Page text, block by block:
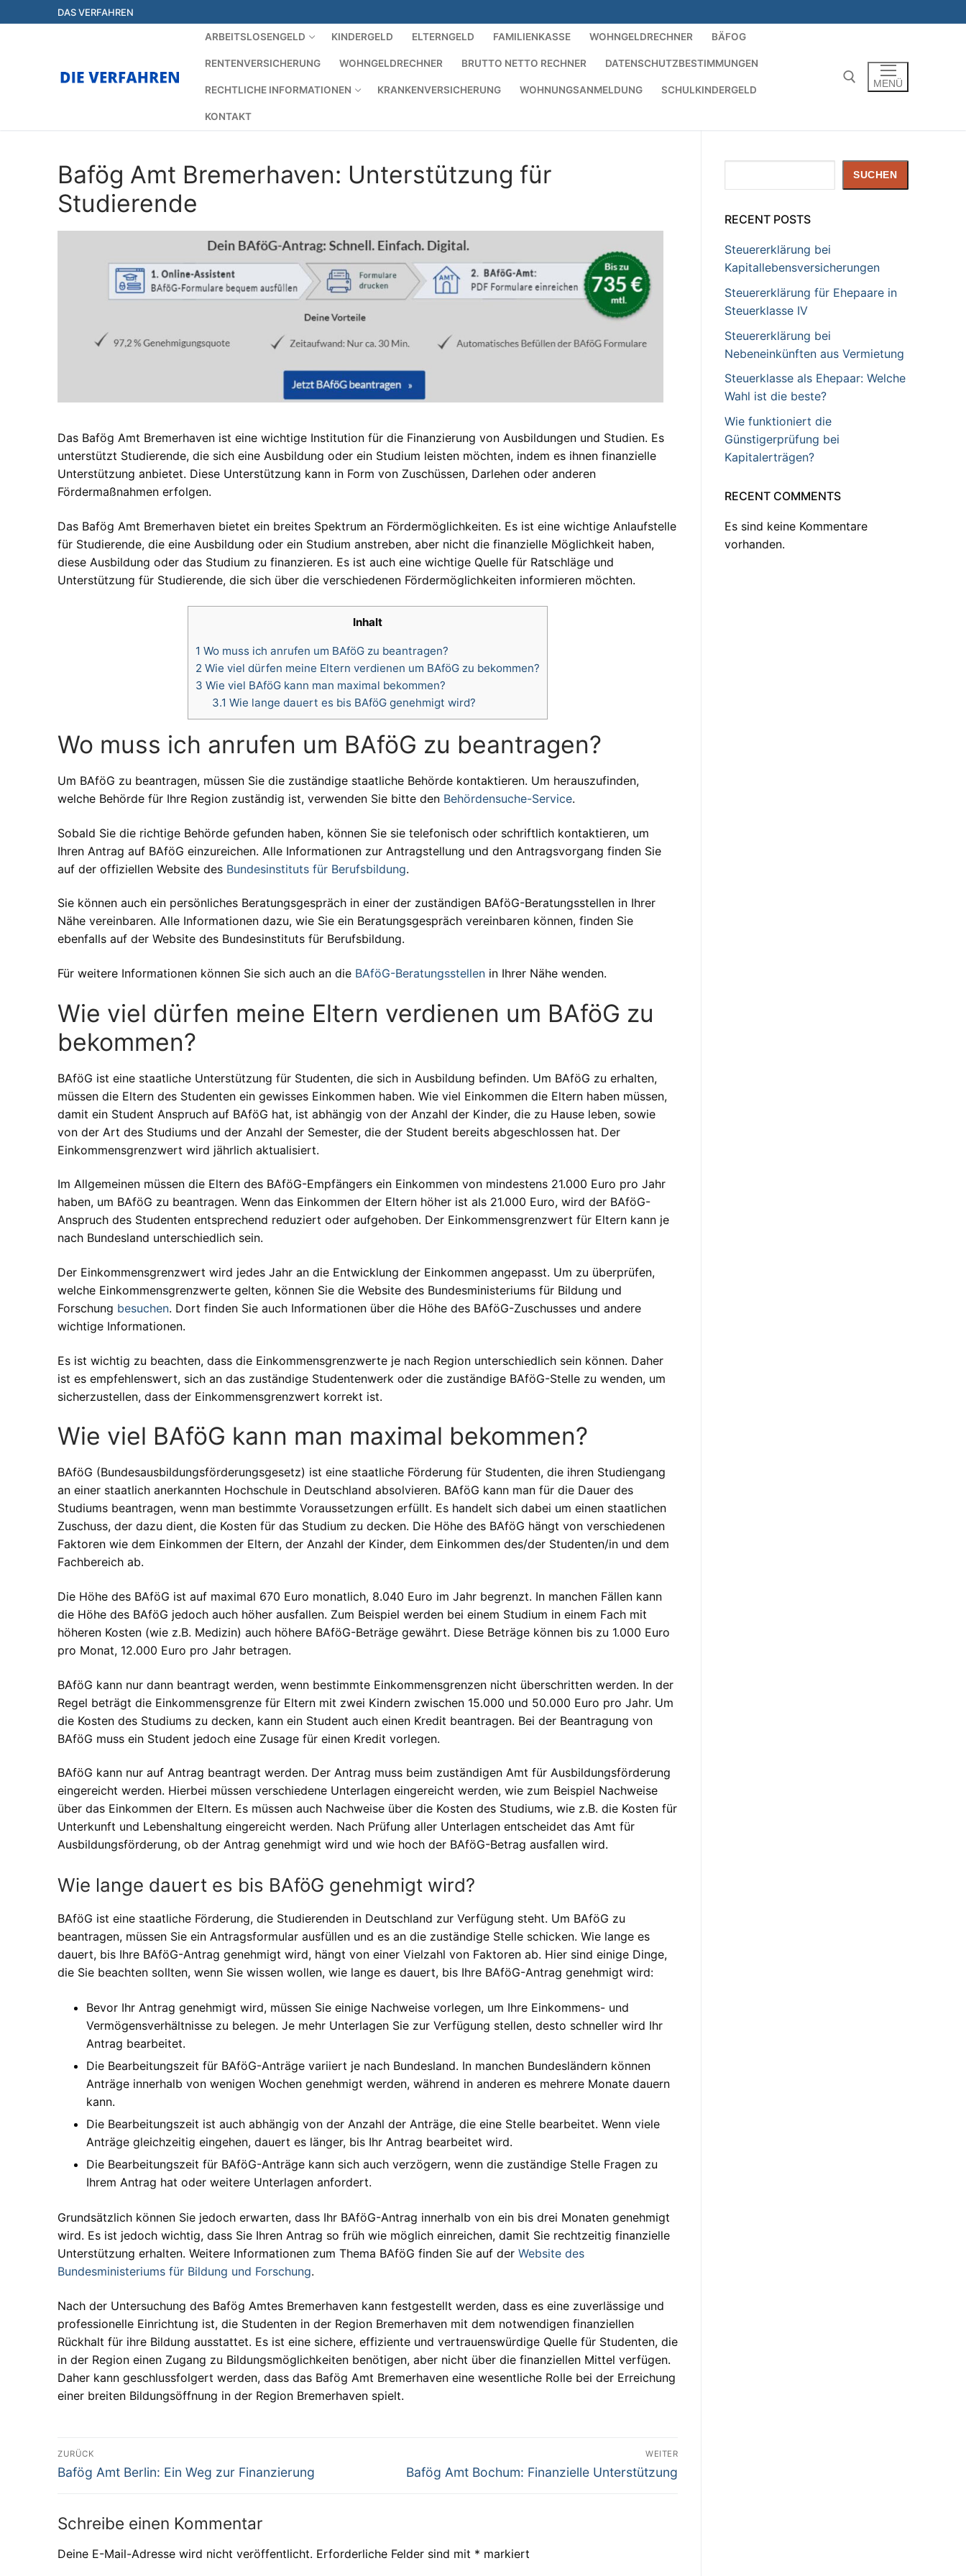
Inhalt
DAS VERFAHREN
ARBEITSLOSENGELD KINDERGELD ELTERNGELD FAMILIENKASSE WOHNGELDRECHNER BÄFOG
RENTENVERSICHERUNG WOHNGELDRECHNER BRUTTO NETTO RECHNER DATENSCHUTZBESTIMMUNGEN
RECHTLICHE INFORMATIONEN KRANKENVERSICHERUNG WOHNUNGSANMELDUNG SCHULKINDERGELD
KONTAKT
MENÜ
Bafög Amt Bremerhaven: Unterstützung für
Studierende
Das Bafög Amt Bremerhaven ist eine wichtige Institution für die Finanzierung von Ausbildungen und Studien. Es
unterstützt Studierende, die sich eine Ausbildung oder ein Studium leisten möchten, indem es ihnen finanzielle
Unterstützung anbietet. Diese Unterstützung kann in Form von Zuschüssen, Darlehen oder anderen
Fördermaßnahmen erfolgen.
Das Bafög Amt Bremerhaven bietet ein breites Spektrum an Fördermöglichkeiten. Es ist eine wichtige Anlaufstelle
für Studierende, die eine Ausbildung oder ein Studium anstreben, aber nicht die finanzielle Möglichkeit haben,
diese Ausbildung oder das Studium zu finanzieren. Es ist auch eine wichtige Quelle für Ratschläge und
Unterstützung für Studierende, die sich über die verschiedenen Fördermöglichkeiten informieren möchten.
Inhalt
1 Wo muss ich anrufen um BAföG zu beantragen?
2 Wie viel dürfen meine Eltern verdienen um BAföG zu bekommen?
3 Wie viel BAföG kann man maximal bekommen?
3.1 Wie lange dauert es bis BAföG genehmigt wird?
Wo muss ich anrufen um BAföG zu beantragen?
Um BAföG zu beantragen, müssen Sie die zuständige staatliche Behörde kontaktieren. Um herauszufinden,
welche Behörde für Ihre Region zuständig ist, verwenden Sie bitte den Behördensuche-Service.
Sobald Sie die richtige Behörde gefunden haben, können Sie sie telefonisch oder schriftlich kontaktieren, um
Ihren Antrag auf BAföG einzureichen. Alle Informationen zur Antragstellung und den Antragsvorgang finden Sie
auf der offiziellen Website des Bundesinstituts für Berufsbildung.
Sie können auch ein persönliches Beratungsgespräch in einer der zuständigen BAföG-Beratungsstellen in Ihrer
Nähe vereinbaren. Alle Informationen dazu, wie Sie ein Beratungsgespräch vereinbaren können, finden Sie
ebenfalls auf der Website des Bundesinstituts für Berufsbildung.
Für weitere Informationen können Sie sich auch an die BAföG-Beratungsstellen in Ihrer Nähe wenden.
Wie viel dürfen meine Eltern verdienen um BAföG zu
bekommen?
BAföG ist eine staatliche Unterstützung für Studenten, die sich in Ausbildung befinden. Um BAföG zu erhalten,
müssen die Eltern des Studenten ein gewisses Einkommen haben. Wie viel Einkommen die Eltern haben müssen,
damit ein Student Anspruch auf BAföG hat, ist abhängig von der Anzahl der Kinder, die zu Hause leben, sowie
von der Art des Studiums und der Anzahl der Semester, die der Student bereits abgeschlossen hat. Der
Einkommensgrenzwert wird jährlich aktualisiert.
Im Allgemeinen müssen die Eltern des BAföG-Empfängers ein Einkommen von mindestens 21.000 Euro pro Jahr
haben, um BAföG zu beantragen. Wenn das Einkommen der Eltern höher ist als 21.000 Euro, wird der BAföG-
Anspruch des Studenten entsprechend reduziert oder aufgehoben. Der Einkommensgrenzwert für Eltern kann je
nach Bundesland unterschiedlich sein.
Der Einkommensgrenzwert wird jedes Jahr an die Entwicklung der Einkommen angepasst. Um zu überprüfen,
welche Einkommensgrenzwerte gelten, können Sie die Website des Bundesministeriums für Bildung und
Forschung besuchen. Dort finden Sie auch Informationen über die Höhe des BAföG-Zuschusses und andere
wichtige Informationen.
Es ist wichtig zu beachten, dass die Einkommensgrenzwerte je nach Region unterschiedlich sein können. Daher
ist es empfehlenswert, sich an das zuständige Studentenwerk oder die zuständige BAföG-Stelle zu wenden, um
sicherzustellen, dass der Einkommensgrenzwert korrekt ist.
Wie viel BAföG kann man maximal bekommen?
BAföG (Bundesausbildungsförderungsgesetz) ist eine staatliche Förderung für Studenten, die ihren Studiengang
an einer staatlich anerkannten Hochschule in Deutschland absolvieren. BAföG kann man für die Dauer des
Studiums beantragen, wenn man bestimmte Voraussetzungen erfüllt. Es handelt sich dabei um einen staatlichen
Zuschuss, der dazu dient, die Kosten für das Studium zu decken. Die Höhe des BAföG hängt von verschiedenen
Faktoren wie dem Einkommen der Eltern, der Anzahl der Kinder, dem Einkommen des/der Studenten/in und dem
Fachbereich ab.
Die Höhe des BAföG ist auf maximal 670 Euro monatlich, 8.040 Euro im Jahr begrenzt. In manchen Fällen kann
die Höhe des BAföG jedoch auch höher ausfallen. Zum Beispiel werden bei einem Studium in einem Fach mit
höheren Kosten (wie z.B. Medizin) auch höhere BAföG-Beträge gewährt. Diese Beträge können bis zu 1.000 Euro
pro Monat, 12.000 Euro pro Jahr betragen.
BAföG kann nur dann beantragt werden, wenn bestimmte Einkommensgrenzen nicht überschritten werden. In der
Regel beträgt die Einkommensgrenze für Eltern mit zwei Kindern zwischen 15.000 und 50.000 Euro pro Jahr. Um
die Kosten des Studiums zu decken, kann ein Student auch einen Kredit beantragen. Bei der Beantragung von
BAföG muss ein Student jedoch eine Zusage für einen Kredit vorlegen.
BAföG kann nur auf Antrag beantragt werden. Der Antrag muss beim zuständigen Amt für Ausbildungsförderung
eingereicht werden. Hierbei müssen verschiedene Unterlagen eingereicht werden, wie zum Beispiel Nachweise
über das Einkommen der Eltern. Es müssen auch Nachweise über die Kosten des Studiums, wie z.B. die Kosten für
Unterkunft und Lebenshaltung eingereicht werden. Nach Prüfung aller Unterlagen entscheidet das Amt für
Ausbildungsförderung, ob der Antrag genehmigt wird und wie hoch der BAföG-Betrag ausfallen wird.
Wie lange dauert es bis BAföG genehmigt wird?
BAföG ist eine staatliche Förderung, die Studierenden in Deutschland zur Verfügung steht. Um BAföG zu
beantragen, müssen Sie ein Antragsformular ausfüllen und es an die zuständige Stelle schicken. Wie lange es
dauert, bis Ihre BAföG-Antrag genehmigt wird, hängt von einer Vielzahl von Faktoren ab. Hier sind einige Dinge,
die Sie beachten sollten, wenn Sie wissen wollen, wie lange es dauert, bis Ihre BAföG-Antrag genehmigt wird:
Bevor Ihr Antrag genehmigt wird, müssen Sie einige Nachweise vorlegen, um Ihre Einkommens- und
Vermögensverhältnisse zu belegen. Je mehr Unterlagen Sie zur Verfügung stellen, desto schneller wird Ihr
Antrag bearbeitet.
Die Bearbeitungszeit für BAföG-Anträge variiert je nach Bundesland. In manchen Bundesländern können
Anträge innerhalb von wenigen Wochen genehmigt werden, während in anderen es mehrere Monate dauern
kann.
Die Bearbeitungszeit ist auch abhängig von der Anzahl der Anträge, die eine Stelle bearbeitet. Wenn viele
Anträge gleichzeitig eingehen, dauert es länger, bis Ihr Antrag bearbeitet wird.
Die Bearbeitungszeit für BAföG-Anträge kann sich auch verzögern, wenn die zuständige Stelle Fragen zu
Ihrem Antrag hat oder weitere Unterlagen anfordert.
Grundsätzlich können Sie jedoch erwarten, dass Ihr BAföG-Antrag innerhalb von ein bis drei Monaten genehmigt
wird. Es ist jedoch wichtig, dass Sie Ihren Antrag so früh wie möglich einreichen, damit Sie rechtzeitig finanzielle
Unterstützung erhalten. Weitere Informationen zum Thema BAföG finden Sie auf der Website des
Bundesministeriums für Bildung und Forschung.
Nach der Untersuchung des Bafög Amtes Bremerhaven kann festgestellt werden, dass es eine zuverlässige und
professionelle Einrichtung ist, die Studenten in der Region Bremerhaven mit dem notwendigen finanziellen
Rückhalt für ihre Bildung ausstattet. Es ist eine sichere, effiziente und vertrauenswürdige Quelle für Studenten, die
in der Region einen Zugang zu Bildungsmöglichkeiten benötigen, aber nicht über die finanziellen Mittel verfügen.
Daher kann geschlussfolgert werden, dass das Bafög Amt Bremerhaven eine wesentliche Rolle bei der Erreichung
einer breiten Bildungsöffnung in der Region Bremerhaven spielt.
Beitragsnavigation
ZURÜCK
Vorheriger
Bafög Amt Berlin: Ein Weg zur Finanzierung
WEITER
Nächster
Bafög Amt Bochum: Finanzielle Unterstützung
Schreibe einen Kommentar
Deine E-Mail-Adresse wird nicht veröffentlicht. Erforderliche Felder sind mit * markiert
SUCHEN
RECENT POSTS
Steuererklärung bei
Kapitallebensversicherungen
Steuererklärung für Ehepaare in
Steuerklasse IV
Steuererklärung bei
Nebeneinkünften aus Vermietung
Steuerklasse als Ehepaar: Welche
Wahl ist die beste?
Wie funktioniert die
Günstigerprüfung bei
Kapitalerträgen?
RECENT COMMENTS
Es sind keine Kommentare
vorhanden.